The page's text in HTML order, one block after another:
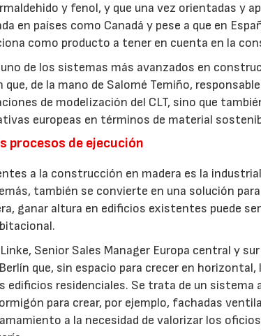
y fenol, y que una vez orientadas y
en países como Canadá y pese a que en
como producto a tener en cuenta en la
de los sistemas más avanzados en
de la mano de Salomé Temiño,
de modelización del CLT, sino que
europeas en términos de material
procesos de ejecución
a la construcción en madera es la
también se convierte en una solución
ganar altura en edificios existentes puede
Senior Sales Manager Europa central y
que, sin espacio para crecer en
edificios residenciales. Se trata de un
para crear, por ejemplo, fachadas
a la necesidad de valorizar los